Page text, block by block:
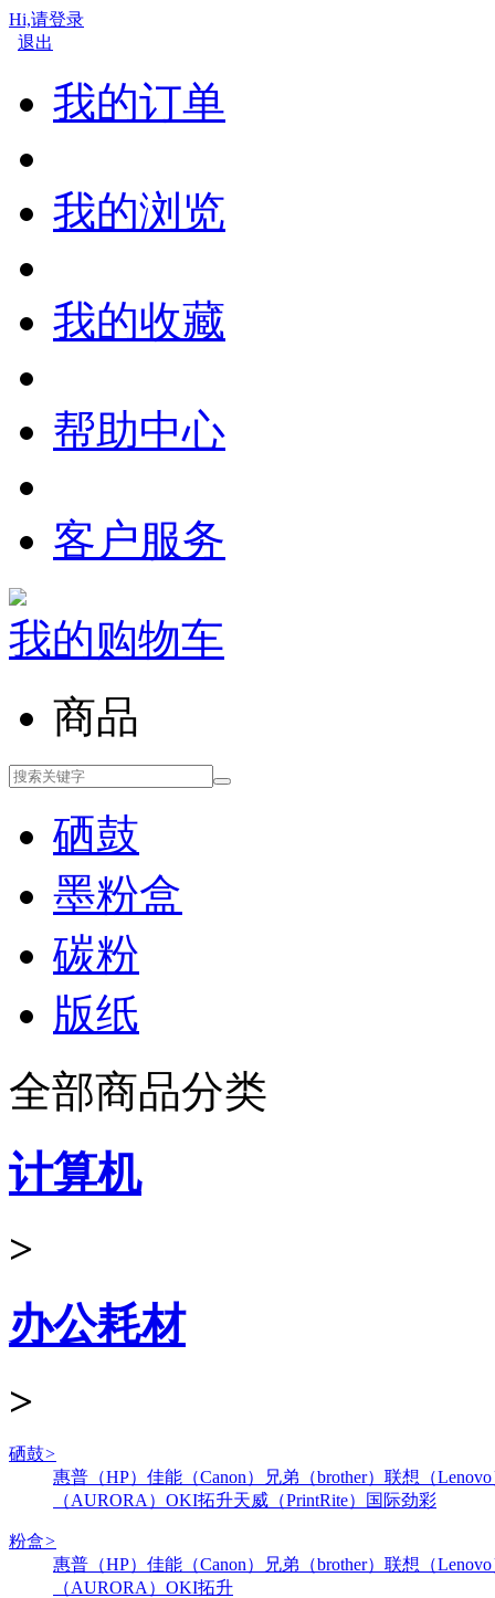
Hi,请登录
退出
我的订单
我的浏览
我的收藏
帮助中心
客户服务
我的购物车
商品
硒鼓
墨粉盒
碳粉
版纸
全部商品分类
计算机
>
办公耗材
>
硒鼓>
惠普（HP） 佳能（Canon） 兄弟（brother） 联想（
（AURORA） OKI拓升天威（PrintRite） 国际劲彩
粉盒>
惠普（HP） 佳能（Canon） 兄弟（brother） 联想（
（AURORA） OKI拓升